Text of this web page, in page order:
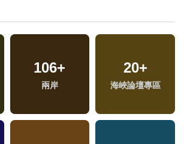
106+
兩岸
20+
海峽論壇專區